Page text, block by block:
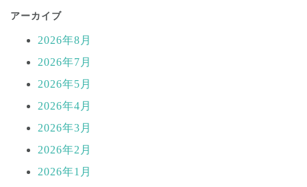
アーカイブ
2026年8月
2026年7月
2026年5月
2026年4月
2026年3月
2026年2月
2026年1月